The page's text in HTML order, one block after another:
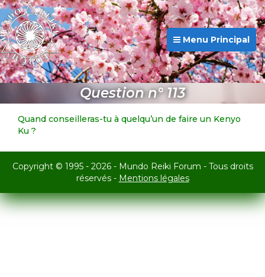
Menu Principal
Question n° 113
Quand conseilleras-tu à quelqu’un de faire un Kenyo
Ku ?
Copyright © 1995 - 2026 - Mundo Reiki Forum - Tous droits
réservés - Mentions légales